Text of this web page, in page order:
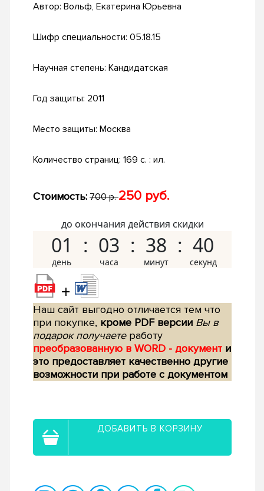
Автор: Вольф, Екатерина Юрьевна
Шифр специальности: 05.18.15
Научная степень: Кандидатская
Год защиты: 2011
Место защиты: Москва
Количество страниц: 169 с. : ил.
Стоимость: 700 р.250 руб.
до окончания действия скидки
01 03 38 39
+
Наш сайт выгодно отличается тем что
при покупке, кроме PDF версии Вы в
подарок получаетеработу
преобразованную в WORD - документ и
это предоставляет качественно другие
возможности при работе с документом
ДОБАВИТЬ В КОРЗИНУ